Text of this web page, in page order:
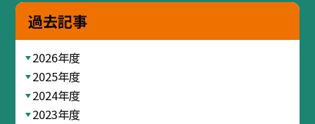
過去記事
2026年度
2025年度
2024年度
2023年度